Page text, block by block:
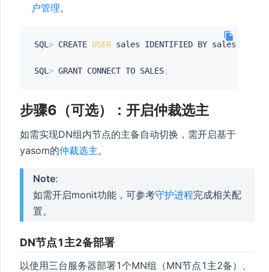
户管理。
SQL> CREATE USER sales IDENTIFIED BY sales ;
SQL> GRANT CONNECT TO SALES;
步骤6（可选）：开启仲裁选主
如需实现DN组内节点的主备自动切换，需开启基于
yasom的仲裁选主。
Note:
如需开启monit功能，可参考守护进程完成相关配
置。
DN节点1主2备部署
以使用三台服务器部署1个MN组（MN节点1主2备）、